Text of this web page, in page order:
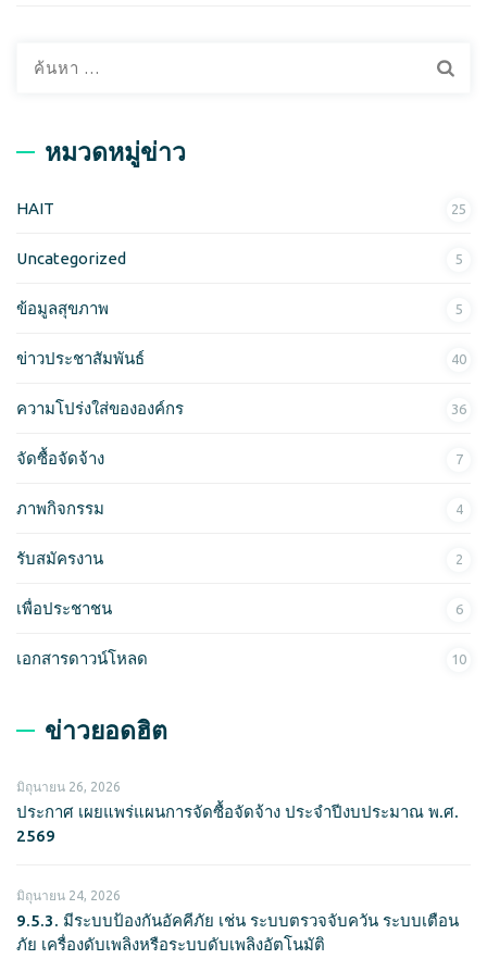
รั
หมวดหมู่ข่าว
HAIT 25
Uncategorized 5
ข้อมูลสุขภาพ 5
ข่าวประชาสัมพันธ์ 40
ความโปร่งใส่ขององค์กร 36
จัดซื้อจัดจ้าง 7
ภาพกิจกรรม 4
รับสมัครงาน 2
เพื่อประชาชน 6
เอกสารดาวน์โหลด 10
ข่าวยอดฮิต
มิถุนายน 26, 2026
ประกาศ เผยแพร่แผนการจัดซื้อจัดจ้าง ประจำปีงบประมาณ พ.ศ.
2569
มิถุนายน 24, 2026
9.5.3. มีระบบป้องกันอัคคีภัย เช่น ระบบตรวจจับควัน ระบบเตือน
ภัย เครื่องดับเพลิงหรือระบบดับเพลิงอัตโนมัติ